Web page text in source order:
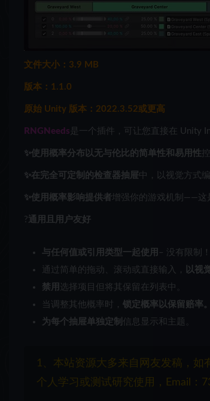
文件大小：3.9 MB
版本：1.1.0
原始 Unity 版本：2022.3.52或更高
RNGNeeds 是一个插件，可让您直接在 Unity
✨使用概率分布以无与伦比的简单性和易用性
✨在完全可定制的检查器抽屉中，以视觉方式
✨使用 概率影响提供者增强你的游戏机制——这
?通用且用户友好
与任何值或引用类型一起使用 – 没有限制！
通过简单的拖动、滚动或直接输入，
以视
禁用 选择项目但将其保留在列表中。
当调整其他概率时， 锁定概率以保留赔率。
为每个抽屉单独定制 信息显示和主题。
1、本站资源大多来自网友发稿，
个人学习或测试研究使用，Email：